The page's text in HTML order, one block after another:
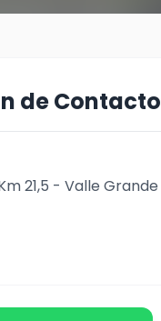
de Contacto
21,5 - Valle Grande